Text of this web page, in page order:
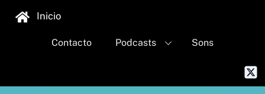
Inicio
Contacto Podcasts Sons